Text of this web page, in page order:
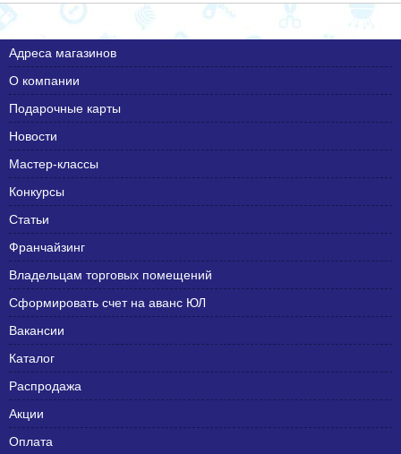
Адреса магазинов
О компании
Подарочные карты
Новости
Мастер-классы
Конкурсы
Статьи
Франчайзинг
Владельцам торговых помещений
Сформировать счет на аванс ЮЛ
Вакансии
Каталог
Распродажа
Акции
Оплата